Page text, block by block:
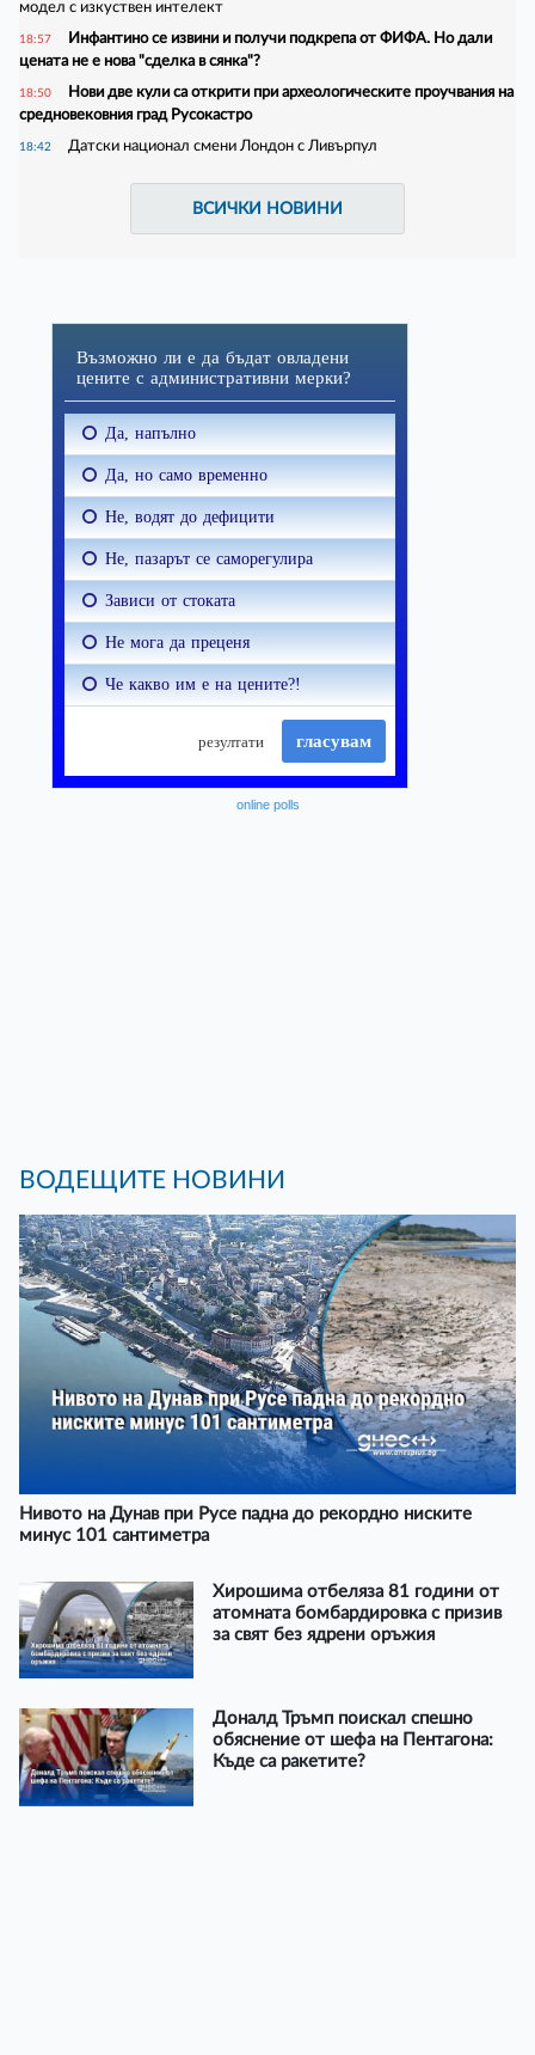
модел с изкуствен интелект
18:57
Инфантино се извини и получи подкрепа от ФИФА. Но дали
цената не е нова "сделка в сянка"?
18:50
Нови две кули са открити при археологическите проучвания на
средновековния град Русокастро
18:42 Датски национал смени Лондон с Ливърпул
ВСИЧКИ НОВИНИ
online polls
ВОДЕЩИТЕ НОВИНИ
Нивото на Дунав при Русе падна до рекордно ниските
минус 101 сантиметра
Хирошима отбеляза 81 години от
атомната бомбардировка с призив
за свят без ядрени оръжия
Доналд Тръмп поискал спешно
обяснение от шефа на Пентагона:
Къде са ракетите?